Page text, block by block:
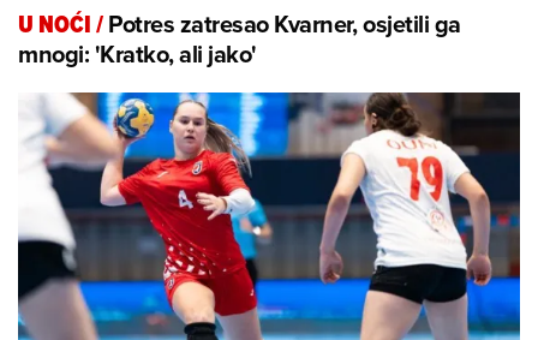
U NOĆI/Potres zatresao Kvarner, osjetili ga
mnogi: 'Kratko, ali jako'